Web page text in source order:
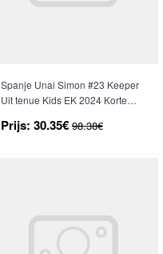
Spanje Unai Simon #23 Keeper
Uit tenue Kids EK 2024 Korte
Prijs: 30.35€ 98.38€